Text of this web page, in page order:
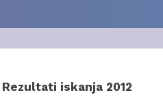
Rezultati iskanja 2012